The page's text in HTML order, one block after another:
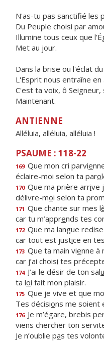
N'as-tu pas sanctifié les
Du Peuple choisi par
Illumine tous ceux que
Met au jour.
Dans la brise ou l'éclat
L'Esprit nous entraîne en
C'est ta voix, ô
Maintenant.
ANTIENNE
Alléluia, alléluia, alléluia !
PSAUME : 118-22
169 Que mon cri parvie
éclaire-moi selon ta paro
170 Que ma prière arrive
délivre-moi selon ta
171 Que chante sur mes l
car tu m’apprends tes
172 Que ma langue redi
car tout est justice en
173 Que ta main vienne à
car j’ai choisi tes
174 J’ai le désir de ton salu
ta loi fait mon plaisir.
175 Que je vive et que
Tes décisions me soient
176 Je m’égare, brebis
viens chercher ton
Je n’oublie pas tes